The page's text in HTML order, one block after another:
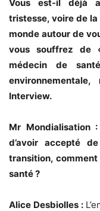
Vous est-il déjà
tristesse, voire de
monde autour de
vous souffrez de
médecin de
Interview.
Mr Mondialisation
d’avoir accepté
transition,
santé ?
Alice Desbiolles :